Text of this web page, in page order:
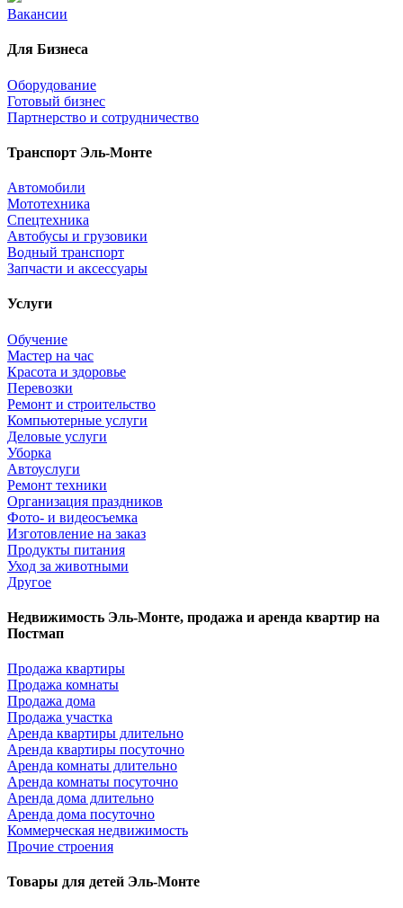
Вакансии
Для Бизнеса
Оборудование
Готовый бизнес
Партнерство и сотрудничество
Транспорт Эль-Монте
Автомобили
Мототехника
Спецтехника
Автобусы и грузовики
Водный транспорт
Запчасти и аксессуары
Услуги
Обучение
Мастер на час
Красота и здоровье
Перевозки
Ремонт и строительство
Компьютерные услуги
Деловые услуги
Уборка
Автоуслуги
Ремонт техники
Организация праздников
Фото- и видеосъемка
Изготовление на заказ
Продукты питания
Уход за животными
Другое
Недвижимость Эль-Монте, продажа и аренда квартир на
Постмап
Продажа квартиры
Продажа комнаты
Продажа дома
Продажа участка
Аренда квартиры длительно
Аренда квартиры посуточно
Аренда комнаты длительно
Аренда комнаты посуточно
Аренда дома длительно
Аренда дома посуточно
Коммерческая недвижимость
Прочие строения
Товары для детей Эль-Монте